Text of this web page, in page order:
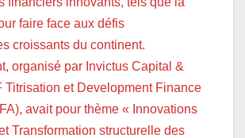
faire face aux défis
croissants du continent.
organisé par Invictus Capital &
Titrisation et Development Finance
avait pour thème « Innovations
Transformation structurelle des